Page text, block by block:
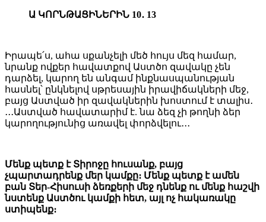
Ա ԿՈՐՆԹԱՑԻՆԵՐԻՆ 10․ 13
Իրապե՛ս, ահա սքանչելի մեծ հույս մեզ համար,
նրանք ովքեր հավատքով Աստծո զավակը չեն
դարձել, կարող են անգամ ինքնասպանության
հասնել՝ ընկնելով սթրեսային իրավիճակների մեջ,
բայց Աստված իր զավակներին խոստում է տալիս․
․․․Աստված հավատարիմ է. նա ձեզ չի թողնի ձեր
կարողությունից առավել փորձվելու․․․
Մենք պետք է Տիրոջը հուսանք, բայց
չպարտադրենք մեր կամքը։ Մենք պետք է ամեն
բան Տեր-Հիսուսի ձեռքերի մեջ դնենք ու մենք հաշվի
նստենք Աստծու կամքի հետ, այլ ոչ հակառակը
ստիպենք։